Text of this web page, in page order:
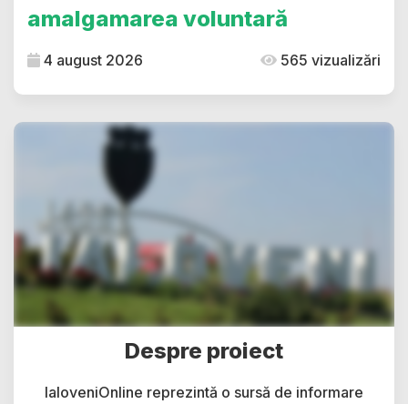
amalgamarea voluntară
4 august 2026 565 vizualizări
Despre proiect
IaloveniOnline reprezintă o sursă de informare